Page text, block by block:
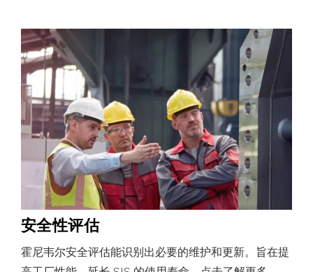
安全性评估
霍尼韦尔安全评估能识别出必要的维护和更新。旨在提